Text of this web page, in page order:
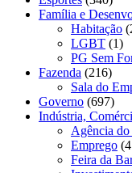
Família e
Habitação
LGBT (1)
PG Sem
Fazenda (216)
Sala do
Governo (697)
Indústria,
Agência
Emprego
Feira da